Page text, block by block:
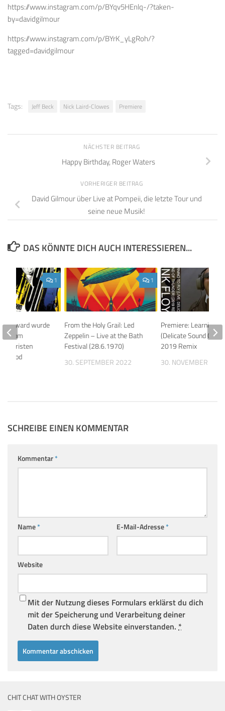
https://www.instagram.com/p/BYqv5HEnlq-/?taken-
by=davidgilmour
https://www.instagram.com/p/BYrK_yLgRoh/?
tagged=davidgilmour
Tags: Jeff Beck Nick Laird-Clowes Premiere
NÄCHSTER BEITRAG
Happy Birthday, Roger Waters
VORHERIGER BEITRAG
David Gilmour über Live at Pompeii, die letzte Tour und
seine neue Musik!
DAS KÖNNTE DICH AUCH INTERESSIEREN...
1
From the Holy Grail: Led
Zeppelin – Live at the Bath
Festival (28.6.1970)
30. SEPTEMBER 2022
Premiere: Learning
(Delicate Sound Of
2019 Remix
30. NOVEMBER
1
Award wurde
vom
SCHREIBE EINEN KOMMENTAR
Kommentar*
Name* E-Mail-Adresse*
Website
Mit der Nutzung dieses Formulars erklärst du dich
mit der Speicherung und Verarbeitung deiner
Daten durch diese Website einverstanden. *
CHIT CHAT WITH OYSTER